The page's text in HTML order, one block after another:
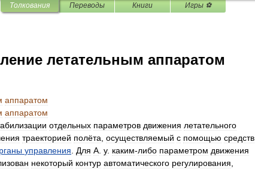
Толкования Переводы Книги Игры ⚽
летательным аппаратом
аппаратом
аппаратом
отдельных параметров движения летательного
траекторией полёта осуществляемый с помощью средств
управления Для А у. каким-либо параметром движения
некоторый контур автоматического регулирования